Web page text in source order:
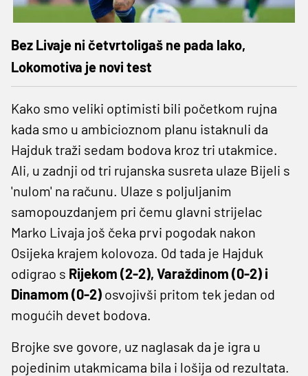
Bez Livaje ni četvrtoligaš ne pada lako,
Lokomotiva je novi test
Kako smo veliki optimisti bili početkom rujna
kada smo u ambicioznom planu istaknuli da
Hajduk traži sedam bodova kroz tri utakmice.
Ali, u zadnji od tri rujanska susreta ulaze Bijeli s
'nulom' na računu. Ulaze s poljuljanim
samopouzdanjem pri čemu glavni strijelac
Marko Livaja još čeka prvi pogodak nakon
Osijeka krajem kolovoza. Od tada je Hajduk
odigrao s Rijekom (2-2), Varaždinom (0-2) i
Dinamom (0-2) osvojivši pritom tek jedan od
mogućih devet bodova.
Brojke sve govore, uz naglasak da je igra u
pojedinim utakmicama bila i lošija od rezultata.